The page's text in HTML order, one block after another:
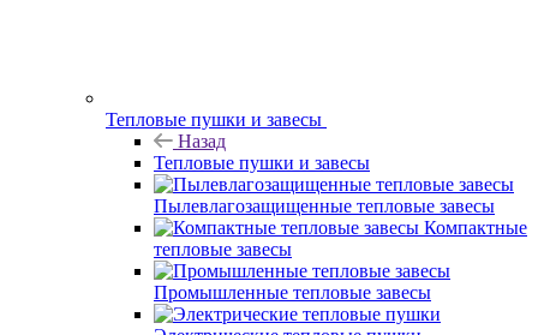
Тепловые пушки и завесы
Назад
Тепловые пушки и завесы
Пылевлагозащищенные тепловые завесы
Компактные
тепловые завесы
Промышленные тепловые завесы